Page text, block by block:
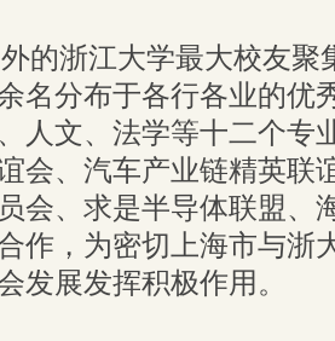
外的浙江大学最大校友
名分布于各行各业的优
人文、法学等十二个专
会、汽车产业链精英联
会、求是半导体联盟、
作，为密切上海市与浙
发展发挥积极作用。